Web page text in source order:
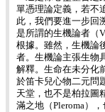
單憑理論定義，若不
此，我們要進一步回
是所謂的生機論者（
根據。雖然，生機論
者。生機論主張生物
解釋。生命在未分化
於笛卡兒心物二元問
天堂，也不是柏拉圖
滿之地（Pleroma）